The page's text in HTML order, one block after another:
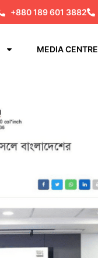
+880 189 601 3882
MEDIA CENTRE